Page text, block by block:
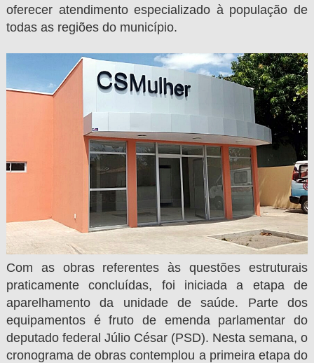
oferecer atendimento especializado à população de
todas as regiões do município.
Com as obras referentes às questões estruturais
praticamente concluídas, foi iniciada a etapa de
aparelhamento da unidade de saúde. Parte dos
equipamentos é fruto de emenda parlamentar do
deputado federal Júlio César (PSD). Nesta semana, o
cronograma de obras contemplou a primeira etapa do